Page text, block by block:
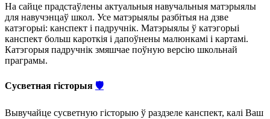
На сайце прадстаўлены актуальныя навучальныя матэрыялы
для навучэнцаў школ. Усе матэрыялы разбітыя на дзве
катэгорыі: канспект і падручнік. Матэрыялы ў катэгорыі
канспект больш кароткія і дапоўнены малюнкамі і картамі.
Катэгорыя падручнік змяшчае поўную версію школьнай
праграмы.
Сусветная гісторыя 🛡
Вывучайце сусветную гісторыю ў раздзеле канспект, калі Ваш